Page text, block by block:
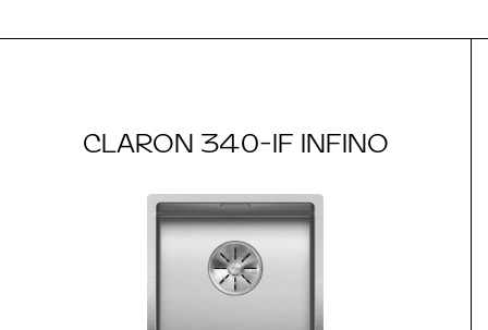
CLARON 340-IF INFINO